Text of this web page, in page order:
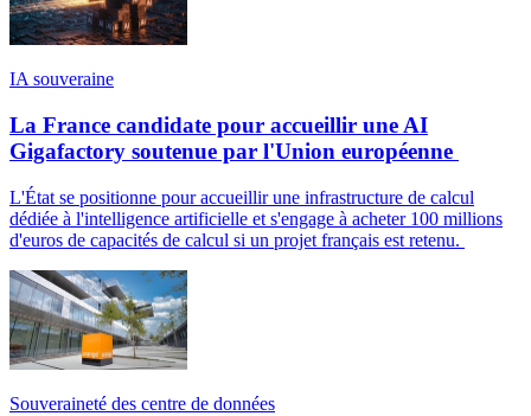
IA souveraine
La France candidate pour accueillir une AI
Gigafactory soutenue par l'Union européenne
L'État se positionne pour accueillir une infrastructure de calcul
dédiée à l'intelligence artificielle et s'engage à acheter 100 millions
d'euros de capacités de calcul si un projet français est retenu.
Souveraineté des centre de données